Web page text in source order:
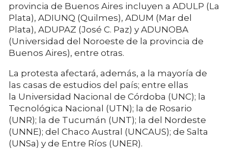
provincia de Buenos Aires incluyen a ADULP (La
Plata), ADIUNQ (Quilmes), ADUM (Mar del
Plata), ADUPAZ (José C. Paz) y ADUNOBA
(Universidad del Noroeste de la provincia de
Buenos Aires), entre otras.
La protesta afectará, además, a la mayoría de
las casas de estudios del país; entre ellas
la Universidad Nacional de Córdoba (UNC); la
Tecnológica Nacional (UTN); la de Rosario
(UNR); la de Tucumán (UNT); la del Nordeste
(UNNE); del Chaco Austral (UNCAUS); de Salta
(UNSa) y de Entre Ríos (UNER).